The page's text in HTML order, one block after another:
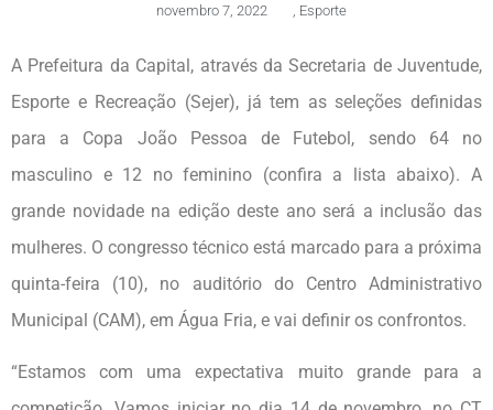
novembro 7, 2022 Esporte
A Prefeitura da Capital, através da Secretaria de Juventude,
Esporte e Recreação (Sejer), já tem as seleções definidas
para a Copa João Pessoa de Futebol, sendo 64 no
masculino e 12 no feminino (confira a lista abaixo). A
grande novidade na edição deste ano será a inclusão das
mulheres. O congresso técnico está marcado para a próxima
quinta-feira (10), no auditório do Centro Administrativo
Municipal (CAM), em Água Fria, e vai definir os confrontos.
“Estamos com uma expectativa muito grande para a